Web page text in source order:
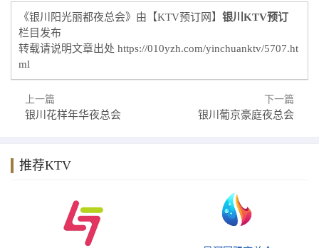
《银川阳光丽都夜总会》由【KTV预订网】 银川KTV预订
栏目发布
转载请说明文章出处 https://010yzh.com/yinchuanktv/5707.ht
ml
上一篇
银川花样年华夜总会
下一篇
银川葡京豪庭夜总会
推荐KTV